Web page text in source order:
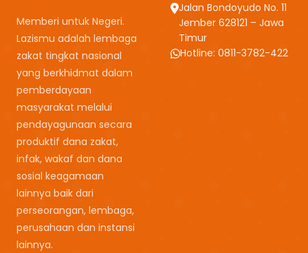
Memberi untuk Negeri.
Lazismu adalah lembaga
zakat tingkat nasional
yang berkhidmat dalam
pemberdayaan
masyarakat melalui
pendayagunaan secara
produktif dana zakat,
infak, wakaf dan dana
sosial keagamaan
lainnya baik dari
perseorangan, lembaga,
perusahaan dan instansi
lainnya.
Jalan Bondoyudo No. 11
Jember 628121 – Jawa
Timur
Hotline: 0811-3782-422